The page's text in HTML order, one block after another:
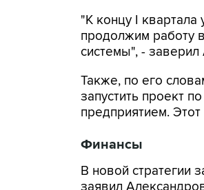
"К концу I
продолжим работу
системы", -
Также, по его
запустить проект
предприятием.
Финансы
В новой стратегии